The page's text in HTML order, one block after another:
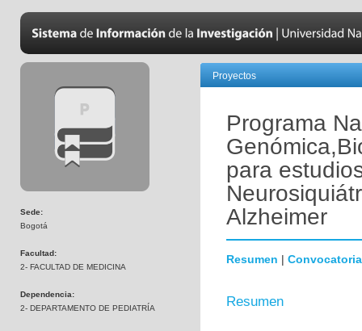
Sede:
Bogotá
Facultad:
2- FACULTAD DE MEDICINA
Dependencia:
2- DEPARTAMENTO DE PEDIATRÍA
Proyectos
Programa
para
Alzheimer
Resumen | Convocatoria
Resumen